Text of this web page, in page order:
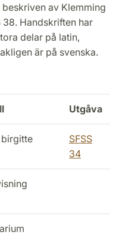
av Klemming
38. Handskriften har
delar på latin,
är på svenska.
Utgåva
birgitte
SFSS
34